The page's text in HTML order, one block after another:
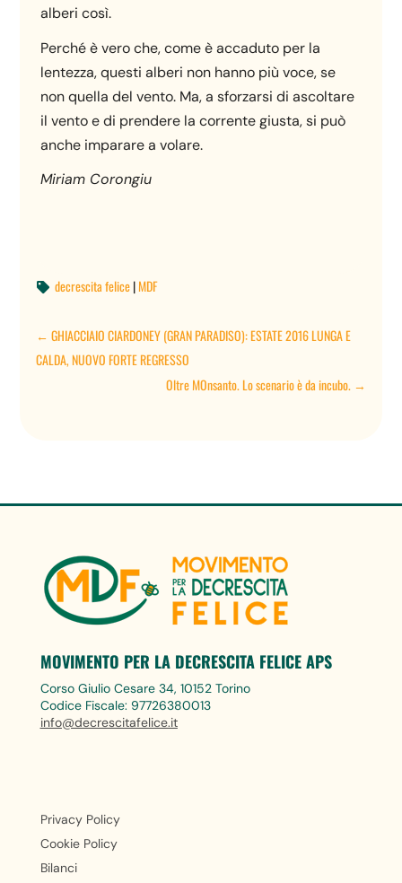
alberi così.
Perché è vero che, come è accaduto per la
lentezza, questi alberi non hanno più voce, se
non quella del vento. Ma, a sforzarsi di ascoltare
il vento e di prendere la corrente giusta, si può
anche imparare a volare.
Miriam Corongiu
 decrescita felice|MDF
←GHIACCIAIO CIARDONEY (GRAN PARADISO): ESTATE 2016 LUNGA E
CALDA, NUOVO FORTE REGRESSO
Oltre MOnsanto. Lo scenario è da incubo.→
MOVIMENTO PER LA DECRESCITA FELICE APS
Corso Giulio Cesare 34, 10152 Torino
Codice Fiscale: 97726380013
info@decrescitafelice.it
Privacy Policy
Cookie Policy
Bilanci